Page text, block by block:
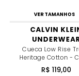
VER TAMANHOS
CALVIN
Cueca Low Rise
Heritage Cotton -
R$ 119,00